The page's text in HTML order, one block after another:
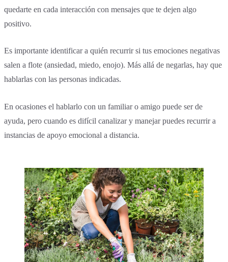
quedarte en cada interacción con mensajes que te dejen algo
positivo.
Es importante identificar a quién recurrir si tus emociones negativas
salen a flote (ansiedad, miedo, enojo). Más allá de negarlas, hay que
hablarlas con las personas indicadas.
En ocasiones el hablarlo con un familiar o amigo puede ser de
ayuda, pero cuando es difícil canalizar y manejar puedes recurrir a
instancias de apoyo emocional a distancia.